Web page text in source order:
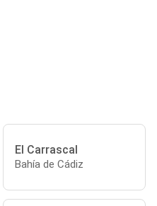
El Carrascal
Bahía de Cádiz